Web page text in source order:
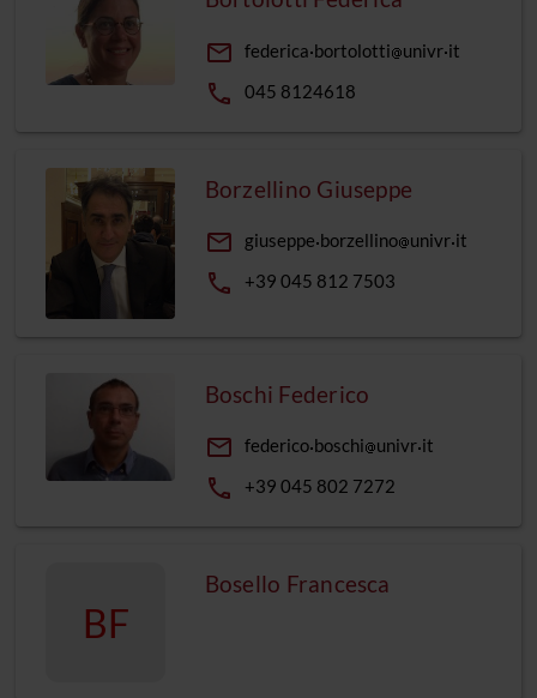
email federica bortolotti univr it
phone 045 8124618
Borzellino Giuseppe
email giuseppe borzellino univr it
phone +39 045 812 7503
Boschi Federico
email federico boschi univr it
phone +39 045 802 7272
BF
Bosello Francesca